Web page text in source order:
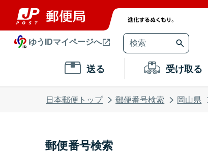
ゆうIDマイページへ
送る 受け取る
日本郵便トップ 郵便番号検索 岡山県
郵便番号検索